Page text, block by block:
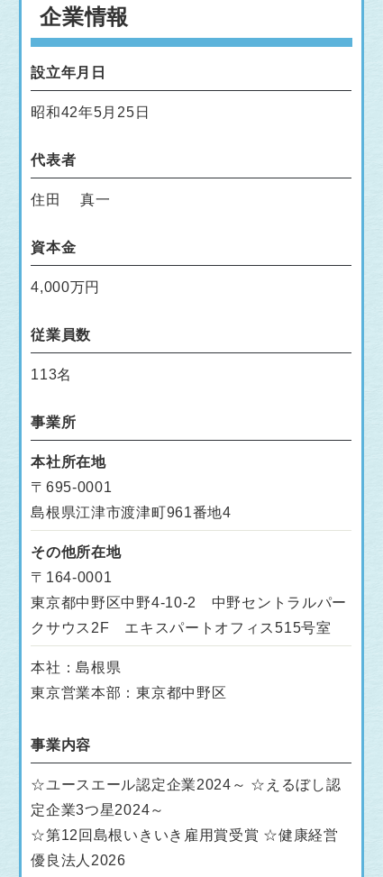
企業情報
設立年月日
昭和42年5月25日
代表者
住田 真一
資本金
4,000万円
従業員数
113名
事業所
本社所在地
〒695-0001
島根県江津市渡津町961番地4
その他所在地
〒164-0001
東京都中野区中野4-10-2 中野セントラルパー
クサウス2F エキスパートオフィス515号室
本社：島根県
東京営業本部：東京都中野区
事業内容
☆ユースエール認定企業2024～ ☆えるぼし認
定企業3つ星2024～
☆第12回島根いきいき雇用賞受賞 ☆健康経営
優良法人2026